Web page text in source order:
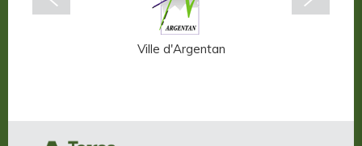
Ville d'Argentan